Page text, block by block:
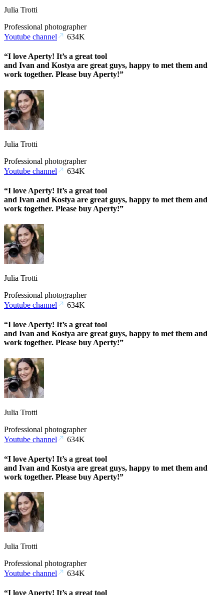
Julia Trotti
Professional photographer
Youtube channel
634K
“I love Aperty! It’s a great tool
and Ivan and Kostya are great guys, happy to met them and
work together. Please buy Aperty!”
Julia Trotti
Professional photographer
Youtube channel
634K
“I love Aperty! It’s a great tool
and Ivan and Kostya are great guys, happy to met them and
work together. Please buy Aperty!”
Julia Trotti
Professional photographer
Youtube channel
634K
“I love Aperty! It’s a great tool
and Ivan and Kostya are great guys, happy to met them and
work together. Please buy Aperty!”
Julia Trotti
Professional photographer
Youtube channel
634K
“I love Aperty! It’s a great tool
and Ivan and Kostya are great guys, happy to met them and
work together. Please buy Aperty!”
Julia Trotti
Professional photographer
Youtube channel
634K
“I love Aperty! It’s a great tool